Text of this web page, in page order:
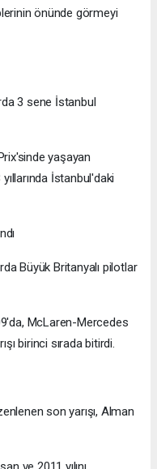
önünde görmeyi
3 sene İstanbul
yaşayan
İstanbul'daki
Büyük Britanyalı pilotlar
McLaren-Mercedes
birinci sırada bitirdi.
son yarışı, Alman